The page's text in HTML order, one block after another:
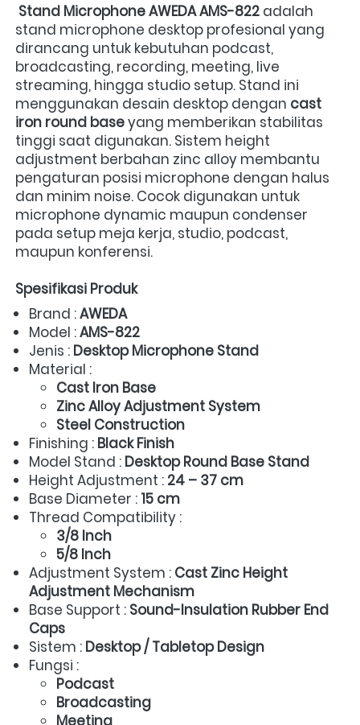
Stand Microphone AWEDA AMS-822 adalah
stand microphone desktop profesional yang
dirancang untuk kebutuhan podcast,
broadcasting, recording, meeting, live
streaming, hingga studio setup. Stand ini
menggunakan desain desktop dengan cast
iron round base yang memberikan stabilitas
tinggi saat digunakan. Sistem height
adjustment berbahan zinc alloy membantu
pengaturan posisi microphone dengan halus
dan minim noise. Cocok digunakan untuk
microphone dynamic maupun condenser
pada setup meja kerja, studio, podcast,
maupun konferensi.
Spesifikasi Produk
Brand : AWEDA
Model : AMS-822
Jenis : Desktop Microphone Stand
Material :
Cast Iron Base
Zinc Alloy Adjustment System
Steel Construction
Finishing : Black Finish
Model Stand : Desktop Round Base Stand
Height Adjustment : 24 – 37 cm
Base Diameter : 15 cm
Thread Compatibility :
3/8 Inch
5/8 Inch
Adjustment System : Cast Zinc Height
Adjustment Mechanism
Base Support : Sound-Insulation Rubber End
Caps
Sistem : Desktop / Tabletop Design
Fungsi :
Podcast
Broadcasting
Meeting